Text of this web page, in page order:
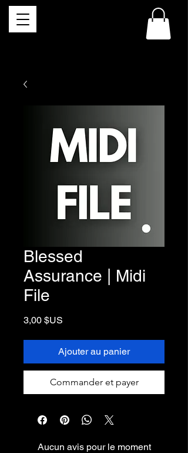
Blessed
Assurance | Midi
File
3,00 $US
Ajouter au panier
Commander et payer
Aucun avis pour le moment